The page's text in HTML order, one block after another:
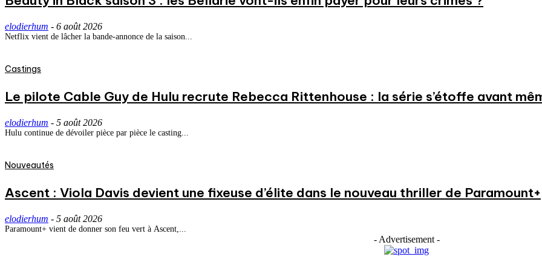
elodierhum - 6 août 2026
Netflix vient de lâcher la bande-annonce de la saison...
Castings
Le pilote Cable Guy de Hulu recrute Rebecca Rittenhouse : la série s’étoffe avant
elodierhum - 5 août 2026
Hulu continue de dévoiler pièce par pièce le casting...
Nouveautés
Ascent : Viola Davis devient une fixeuse d’élite dans le nouveau thriller de Paramount+
elodierhum - 5 août 2026
Paramount+ vient de donner son feu vert à Ascent,...
- Advertisement -